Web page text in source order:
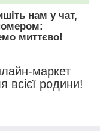
нам у чат,
:
миттєво!
маркет
всієї родини!